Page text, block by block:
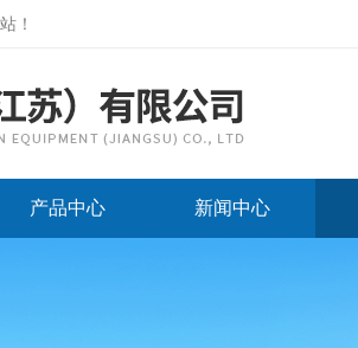
！
产品中心 新闻中心